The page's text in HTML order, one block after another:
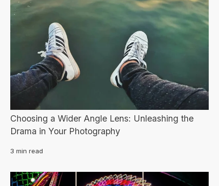
Choosing a Wider Angle Lens: Unleashing the
Drama in Your Photography
3 min read